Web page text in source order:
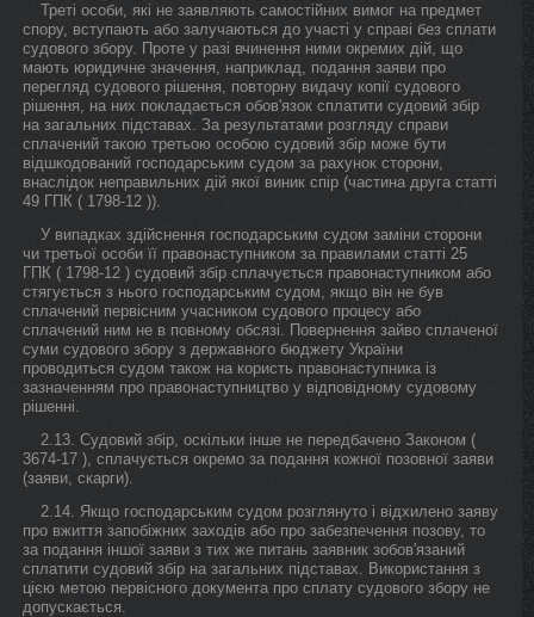
Треті особи, які не заявляють самостійних вимог на предмет
спору, вступають або залучаються до участі у справі без сплати
судового збору. Проте у разі вчинення ними окремих дій, що
мають юридичне значення, наприклад, подання заяви про
перегляд судового рішення, повторну видачу копії судового
рішення, на них покладається обов'язок сплатити судовий збір
на загальних підставах. За результатами розгляду справи
сплачений такою третьою особою судовий збір може бути
відшкодований господарським судом за рахунок сторони,
внаслідок неправильних дій якої виник спір (частина друга статті
49 ГПК ( 1798-12 )).
У випадках здійснення господарським судом заміни сторони
чи третьої особи її правонаступником за правилами статті 25
ГПК ( 1798-12 ) судовий збір сплачується правонаступником або
стягується з нього господарським судом, якщо він не був
сплачений первісним учасником судового процесу або
сплачений ним не в повному обсязі. Повернення зайво сплаченої
суми судового збору з державного бюджету України
проводиться судом також на користь правонаступника із
зазначенням про правонаступництво у відповідному судовому
рішенні.
2.13. Судовий збір, оскільки інше не передбачено Законом (
3674-17 ), сплачується окремо за подання кожної позовної заяви
(заяви, скарги).
2.14. Якщо господарським судом розглянуто і відхилено заяву
про вжиття запобіжних заходів або про забезпечення позову, то
за подання іншої заяви з тих же питань заявник зобов'язаний
сплатити судовий збір на загальних підставах. Використання з
цією метою первісного документа про сплату судового збору не
допускається.